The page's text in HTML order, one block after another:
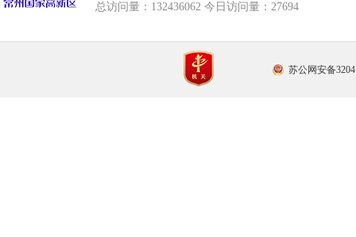
总访问量： 132436062 今日访问量： 27694
苏公网安备